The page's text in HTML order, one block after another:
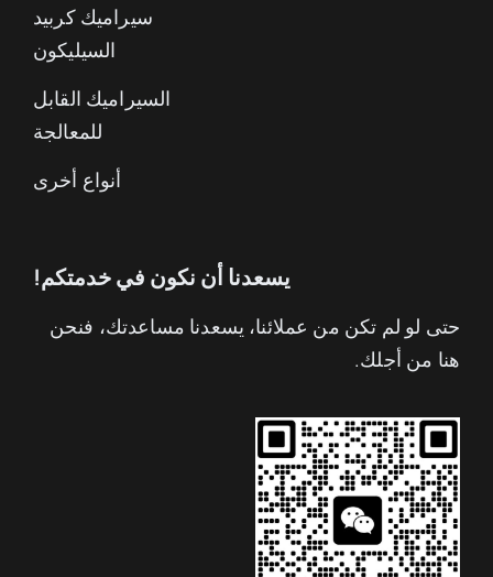
سيراميك كربيد
السيليكون
السيراميك القابل
للمعالجة
أنواع أخرى
يسعدنا أن نكون في خدمتكم!
حتى لو لم تكن من عملائنا، يسعدنا مساعدتك، فنحن
هنا من أجلك.